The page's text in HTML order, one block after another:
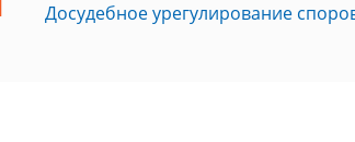
Досудебное урегулирование